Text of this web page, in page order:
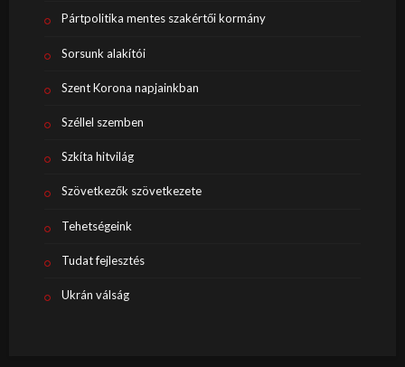
Pártpolitika mentes szakértői kormány
Sorsunk alakítói
Szent Korona napjainkban
Széllel szemben
Szkíta hitvilág
Szövetkezők szövetkezete
Tehetségeink
Tudat fejlesztés
Ukrán válság